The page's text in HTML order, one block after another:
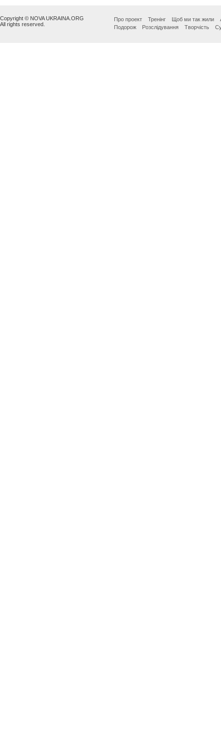
Copyright © NOVA UKRAINA.ORG
All rights reserved.
Про проект Тренінг Щоб ми так жили
Подорож
Розслідування Творчість